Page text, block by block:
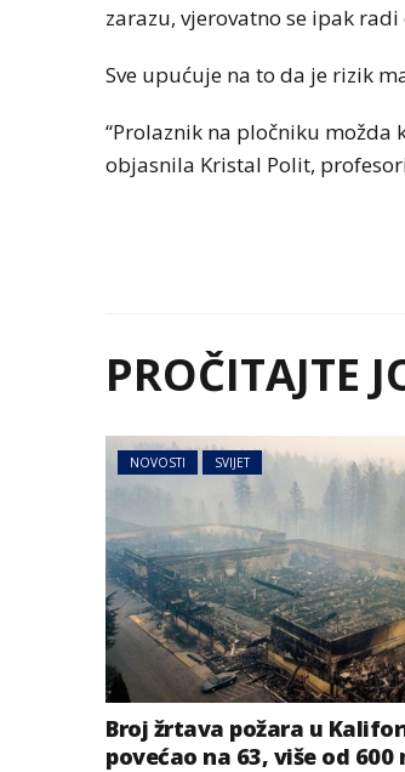
zarazu, vjerovatno se ipak
Sve upućuje na to da je rizik
“Prolaznik na pločniku možda
objasnila Kristal Polit,
PROČITAJTE
NOVOSTI SVIJET
Broj žrtava požara u
povećao na 63, više od